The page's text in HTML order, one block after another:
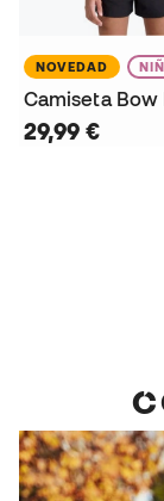
NOVEDAD
Camiseta Bow
29,99 €